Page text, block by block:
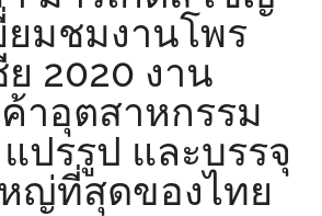
ยมชมงานโพร
ย 2020 งาน
าอุตสาหกรรม
ปรรูป และบรรจุ
ที่สุดของไทย